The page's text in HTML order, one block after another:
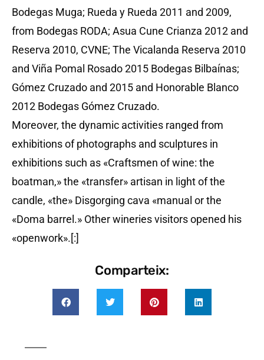
Bodegas Muga; Rueda y Rueda 2011 and 2009,
from Bodegas RODA; Asua Cune Crianza 2012 and
Reserva 2010, CVNE; The Vicalanda Reserva 2010
and Viña Pomal Rosado 2015 Bodegas Bilbaínas;
Gómez Cruzado and 2015 and Honorable Blanco
2012 Bodegas Gómez Cruzado.
Moreover, the dynamic activities ranged from
exhibitions of photographs and sculptures in
exhibitions such as «Craftsmen of wine: the
boatman,» the «transfer» artisan in light of the
candle, «the» Disgorging cava «manual or the
«Doma barrel.» Other wineries visitors opened his
«openwork».[:]
Comparteix: